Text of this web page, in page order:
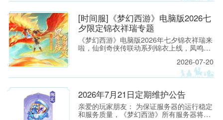
[时间服]《梦幻西游》电脑版2026七
夕限定锦衣祥瑞专题
《梦幻西游》电脑版2026年七夕锦衣祥瑞来
啦，仙剑奇侠传联动系列锦衣上线，凤鸣于
2026-07-20
2026年7月21日定期维护公告
亲爱的玩家朋友： 为保证服务器的运行稳定
和服务质量，《梦幻西游》所有服务器将于